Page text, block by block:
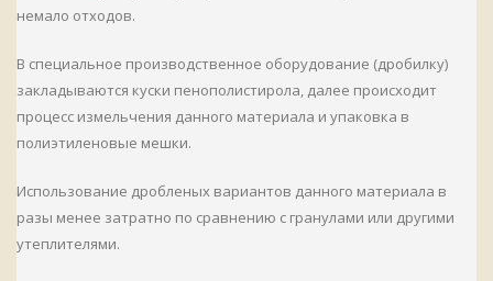
немало отходов.
В специальное производственное оборудование (дробилку)
закладываются куски пенополистирола, далее происходит
процесс измельчения данного материала и упаковка в
полиэтиленовые мешки.
Использование дробленых вариантов данного материала в
разы менее затратно по сравнению с гранулами или другими
утеплителями.